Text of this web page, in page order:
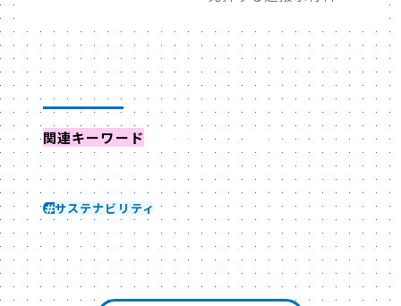
関連キーワード からイベントを探す
サステナビリティ